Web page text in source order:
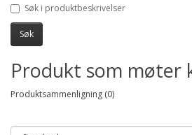
Søk i produktbeskrivelser
Produkt som møter
Produktsammenligning (0)